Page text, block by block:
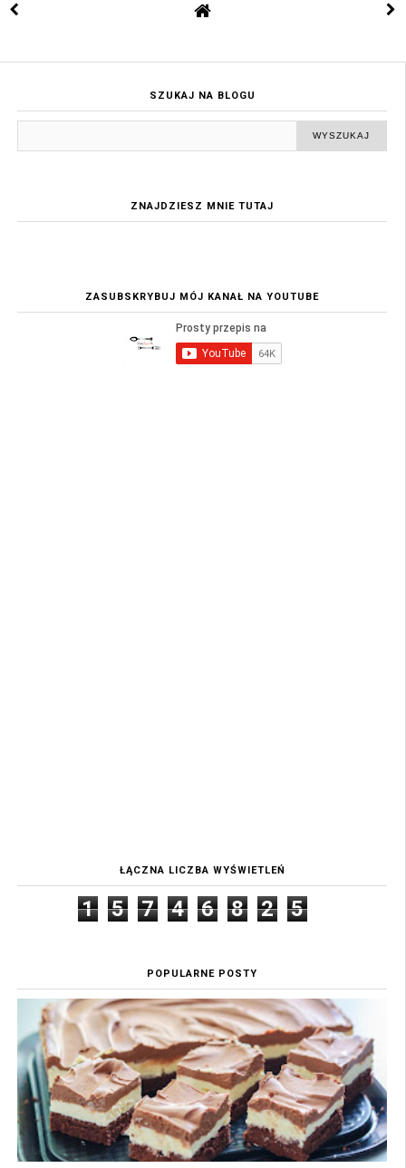
SZUKAJ NA BLOGU
ZNAJDZIESZ MNIE TUTAJ
ZASUBSKRYBUJ MÓJ KANAŁ NA YOUTUBE
ŁĄCZNA LICZBA WYŚWIETLEŃ
1 5 7 4 6 8 2 5
POPULARNE POSTY